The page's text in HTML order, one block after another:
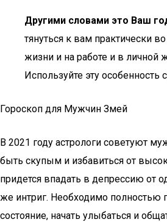
Другими словами это Ваш
тянуться к вам практически
жизни и на работе и в личной
Используйте эту особенность
Гороскоп для Мужчин Змей
В 2021 году астрологи советуют
быть скупым и избавиться от
придется впадать в депрессию от
же интриг. Необходимо полностью
состояние, начать улыбаться и